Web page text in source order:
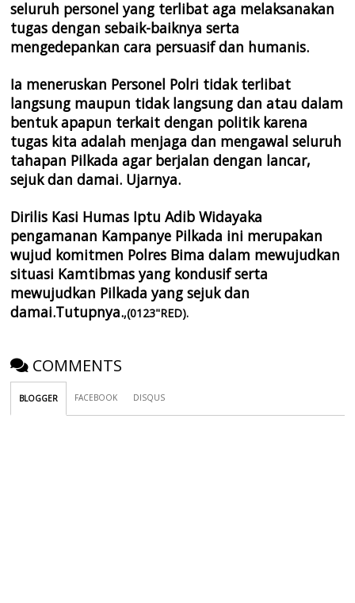
seluruh personel yang terlibat aga melaksanakan
tugas dengan sebaik-baiknya serta
mengedepankan cara persuasif dan humanis.
Ia meneruskan Personel Polri tidak terlibat
langsung maupun tidak langsung dan atau dalam
bentuk apapun terkait dengan politik karena
tugas kita adalah menjaga dan mengawal seluruh
tahapan Pilkada agar berjalan dengan lancar,
sejuk dan damai. Ujarnya.
Dirilis Kasi Humas Iptu Adib Widayaka
pengamanan Kampanye Pilkada ini merupakan
wujud komitmen Polres Bima dalam mewujudkan
situasi Kamtibmas yang kondusif serta
mewujudkan Pilkada yang sejuk dan
damai.Tutupnya.,(0123"RED).
COMMENTS
BLOGGER FACEBOOK DISQUS